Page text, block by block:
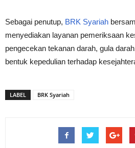
Sebagai penutup, BRK Syariah
menyediakan layanan pemeriksaan
pengecekan tekanan darah, gula
bentuk kepedulian terhadap
LABEL BRK Syariah